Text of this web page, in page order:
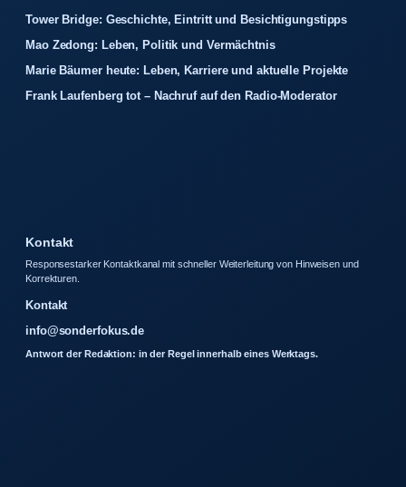
Tower Bridge: Geschichte, Eintritt und Besichtigungstipps
Mao Zedong: Leben, Politik und Vermächtnis
Marie Bäumer heute: Leben, Karriere und aktuelle Projekte
Frank Laufenberg tot – Nachruf auf den Radio-Moderator
Kontakt
Responsestarker Kontaktkanal mit schneller Weiterleitung von Hinweisen und
Korrekturen.
Kontakt
info@sonderfokus.de
Antwort der Redaktion: in der Regel innerhalb eines Werktags.